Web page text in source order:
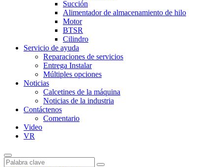
Succión
Alimentador de almacenamiento de hilo
Motor
BTSR
Cilindro
Servicio de ayuda
Reparaciones de servicios
Entrega Instalar
Múltiples opciones
Noticias
Calcetines de la máquina
Noticias de la industria
Contáctenos
Comentario
Video
VR